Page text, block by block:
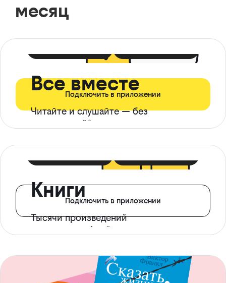
месяц
Все вместе
Читайте и слушайте — без
ограничений*
Подключить в приложении
Книги
Тысячи произведений
с доступом офлайн
Подключить в приложении